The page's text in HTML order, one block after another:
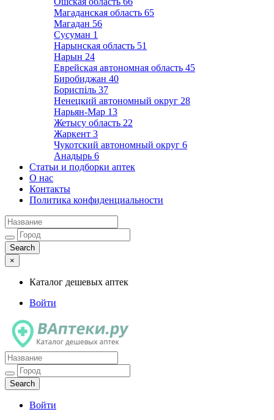
Магаданская область 65
Магадан 56
Сусуман 1
Нарынская область 51
Нарын 24
Еврейская автономная область 45
Биробиджан 40
Бориспіль 37
Ненецкий автономный округ 28
Нарьян-Мар 13
Жетысу область 22
Жаркент 3
Чукотский автономный округ 6
Анадырь 6
Статьи и подборки аптек
О нас
Контакты
Политика конфиденциальности
×
Каталог дешевых аптек
Войти
Каталог дешевых аптек
Войти